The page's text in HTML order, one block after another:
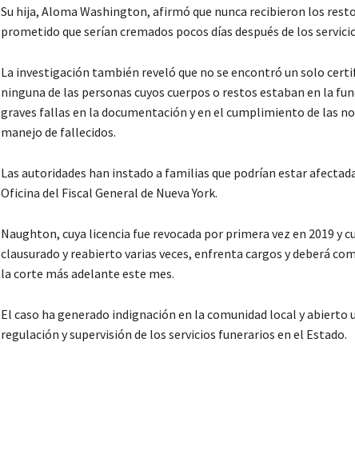
Su hija, Aloma Washington, afirmó que nunca recibieron los
prometido que serían cremados pocos días después de los
La investigación también reveló que no se encontró un solo
ninguna de las personas cuyos cuerpos o restos estaban en la
graves fallas en la documentación y en el cumplimiento de las
manejo de fallecidos.
Las autoridades han instado a familias que podrían estar
Oficina del Fiscal General de Nueva York.
Naughton, cuya licencia fue revocada por primera vez en 2019 y
clausurado y reabierto varias veces, enfrenta cargos y deberá
la corte más adelante este mes.
El caso ha generado indignación en la comunidad local y abierto
regulación y supervisión de los servicios funerarios en el Estado.